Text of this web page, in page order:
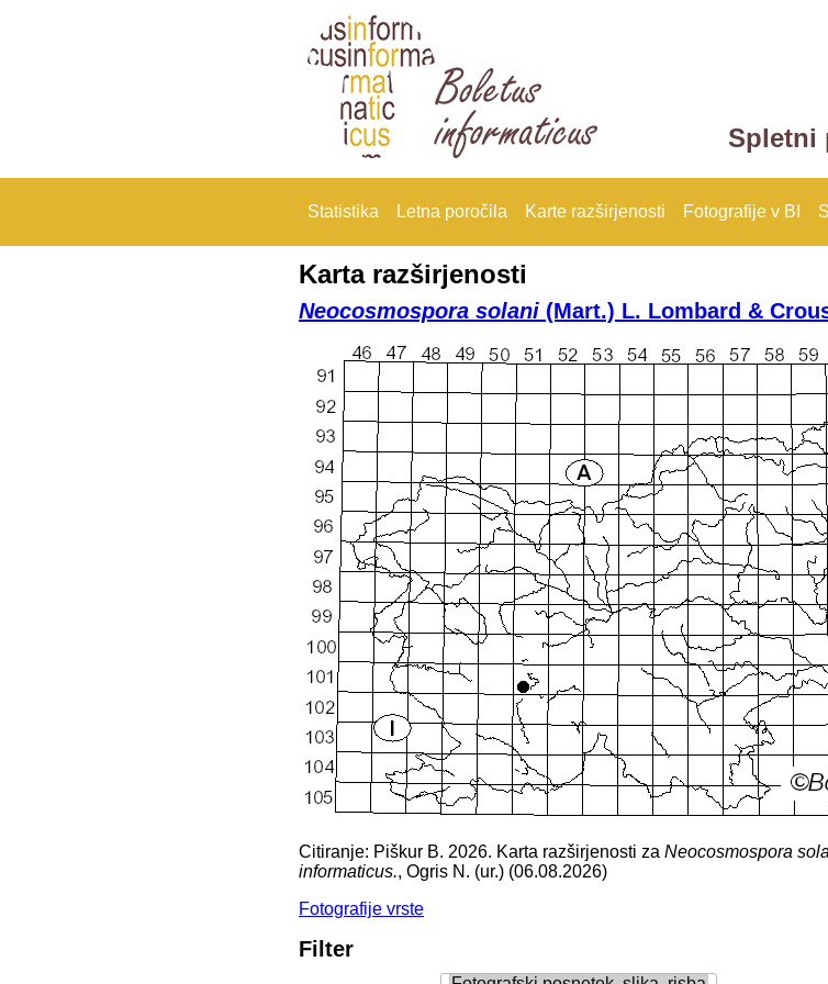
Spletni
Statistika Letna poročila Karte razširjenosti Fotografije v BI
Karta razširjenosti
Neocosmospora solani (Mart.) L. Lombard &
Citiranje: Piškur B. 2026. Karta razširjenosti za Neocosmospora
informaticus., Ogris N. (ur.) (06.08.2026)
Fotografije vrste
Filter